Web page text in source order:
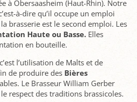
à Obersaasheim (Haut-Rhin). Notre
à-dire qu’il occupe un emploi
brasserie est le second emploi. Les
Haute ou Basse. Elles
en bouteille.
l’utilisation de Malts et de
de produire des Bières
Le Brasseur William Gerber
respect des traditions brassicoles.